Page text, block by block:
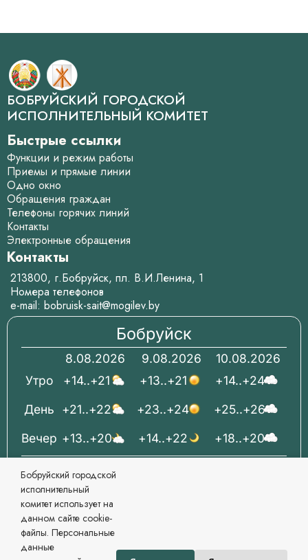
БОБРУЙСКИЙ ГОРОДСКОЙ
ИСПОЛНИТЕЛЬНЫЙ КОМИТЕТ
Быстрые ссылки
Функции и режим работы
Приемы и прямые линии
Одно окно
Обращения граждан
Телефоны горячих линий
Контакты
Электронные обращения
Контакты
213800, г.Бобруйск, пл. В.И.Ленина, 1
Номера телефонов
e-mail: bobruisk-sait@mogilev.by
Бобруйск
8.08.2026
+14..+21
+21..+22
+13..+20
9.08.2026
+13..+21
+23..+24
+14..+22
10.08.2026
+14..+24
+25..+26
+18..+20
Вечер
День
Утро
© 2006-2026 Бобруйский городской исполнительный
комитет Официальный сайт
Бобруйский городской
исполнительный
комитет использует на
данном сайте cookie-
файлы. Персональные
данные